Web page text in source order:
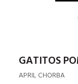
GATITOS
APRIL CHORBA